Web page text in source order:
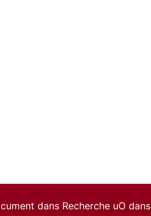
dans Recherche uO dans